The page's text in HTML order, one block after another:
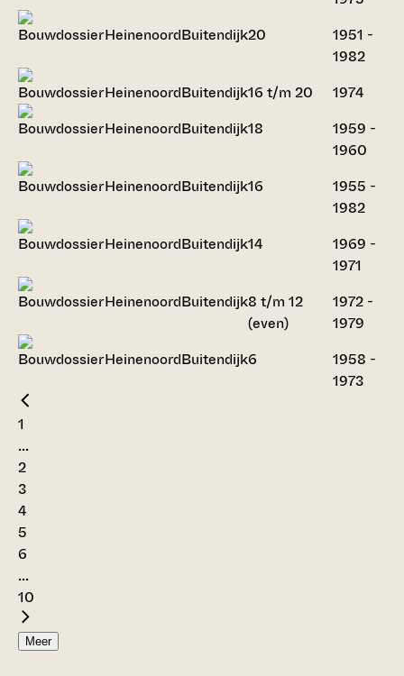
HeinenoordBuitendijk20
1951 -
1982
HeinenoordBuitendijk16 t/m 20
1974
HeinenoordBuitendijk18
1959 -
1960
HeinenoordBuitendijk16
1955 -
1982
HeinenoordBuitendijk14
1969 -
1971
HeinenoordBuitendijk8 t/m 12
(even)
1972 -
1979
HeinenoordBuitendijk6
1958 -
1973
1
...
2
3
4
5
6
...
10
Meer